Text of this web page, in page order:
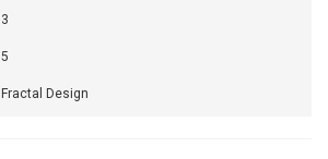
3
5
Fractal Design